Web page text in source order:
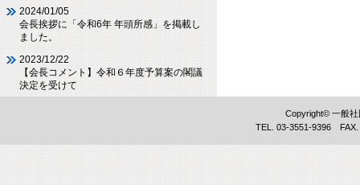
2024/01/05
会長挨拶に「令和6年 年頭所感」を掲載し
ました。
2023/12/22
【会長コメント】令和６年度予算案の閣議
決定を受けて
Copyright© 一般
TEL. 03-3551-9396